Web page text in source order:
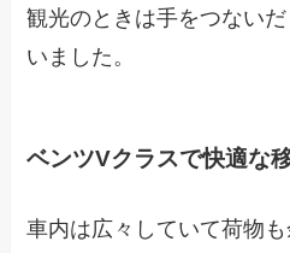
観光のときは手をつない
いました。
ベンツVクラスで快適な
車内は広々していて荷物